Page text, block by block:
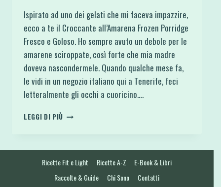
Ispirato ad uno dei gelati che mi faceva impazzire,
ecco a te il Croccante all’Amarena Frozen Porridge
Fresco e Goloso. Ho sempre avuto un debole per le
amarene sciroppate, così forte che mia madre
doveva nascondermele. Quando qualche mese fa,
le vidi in un negozio italiano qui a Tenerife, feci
letteralmente gli occhi a cuoricino….
LEGGI DI PIÙ CROCCANTE
E
GOLOSO
Ricette Fit e Light Ricette A-Z
E-Book & Libri
Raccolte & Guide
Chi Sono Contatti